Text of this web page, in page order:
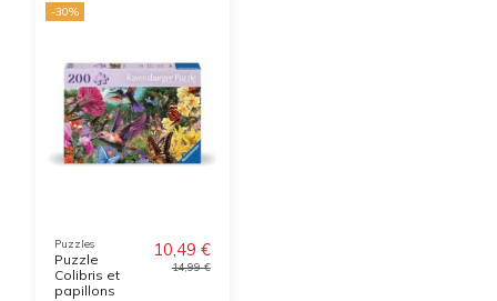
-30%
Puzzles
Puzzle
Colibris et
papillons
10,49 €
14,99 €